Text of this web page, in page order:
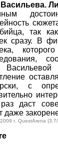
так
сразу. В
с
даст
даже
г. QuestArena